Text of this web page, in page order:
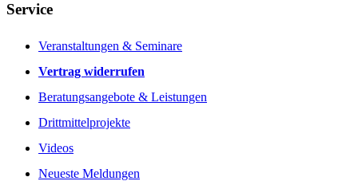
Service
Veranstaltungen & Seminare
Vertrag widerrufen
Beratungsangebote & Leistungen
Drittmittelprojekte
Videos
Neueste Meldungen